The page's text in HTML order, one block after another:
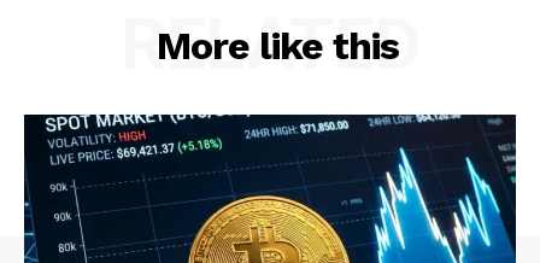
More like this
RELATED